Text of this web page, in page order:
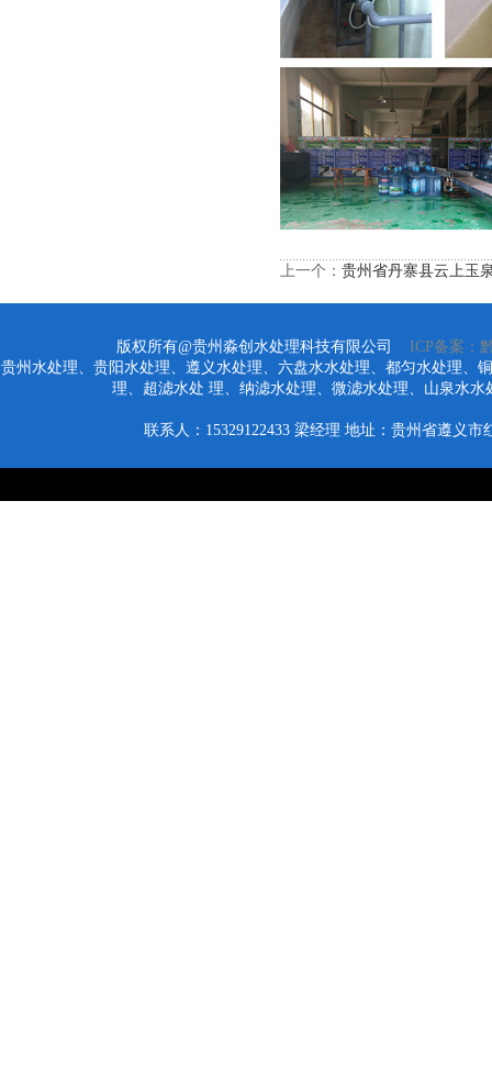
上一个： 贵州省丹寨县云上玉
版权所有@贵州淼创水处理科技有限公司 ICP备案：
贵州水处理、贵阳水处理、遵义水处理、六盘水水处理、都匀水处理、
理、超滤水处 理、纳滤水处理、微滤水处理、山泉水
联系人：15329122433 梁经理 地址：贵州省遵义